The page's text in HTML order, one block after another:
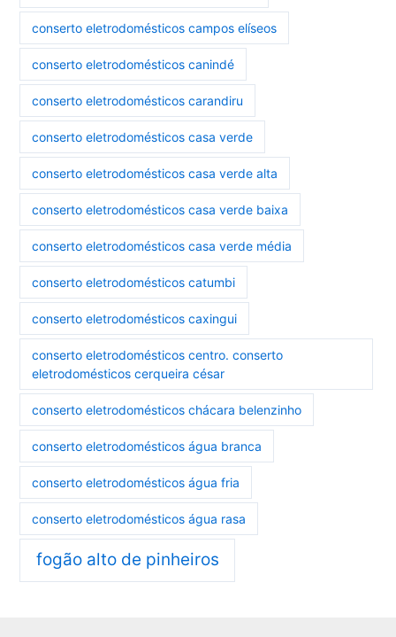
conserto eletrodomésticos campos elíseos
conserto eletrodomésticos canindé
conserto eletrodomésticos carandiru
conserto eletrodomésticos casa verde
conserto eletrodomésticos casa verde alta
conserto eletrodomésticos casa verde baixa
conserto eletrodomésticos casa verde média
conserto eletrodomésticos catumbi
conserto eletrodomésticos caxingui
conserto eletrodomésticos centro. conserto
eletrodomésticos cerqueira césar
conserto eletrodomésticos chácara belenzinho
conserto eletrodomésticos água branca
conserto eletrodomésticos água fria
conserto eletrodomésticos água rasa
fogão alto de pinheiros